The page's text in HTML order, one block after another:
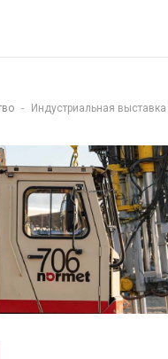
- Индустриальная